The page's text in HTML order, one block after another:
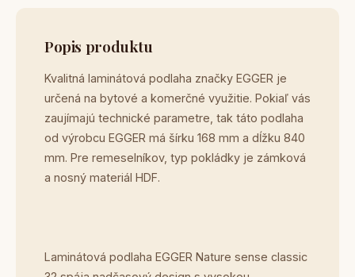
Popis produktu
Kvalitná laminátová podlaha značky EGGER je
určená na bytové a komerčné využitie. Pokiaľ vás
zaujímajú technické parametre, tak táto podlaha
od výrobcu EGGER má šírku 168 mm a dĺžku 840
mm. Pre remeselníkov, typ pokládky je zámková
a nosný materiál HDF.
Laminátová podlaha EGGER Nature sense classic